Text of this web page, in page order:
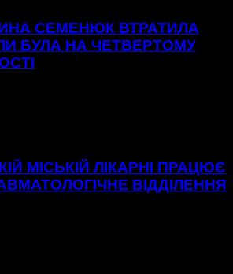
СЕМЕНЮК ВТРАТИЛА
БУЛА НА ЧЕТВЕРТОМУ
МІСЬКІЙ ЛІКАРНІ ПРАЦЮЄ
ВІДДІЛЕННЯ